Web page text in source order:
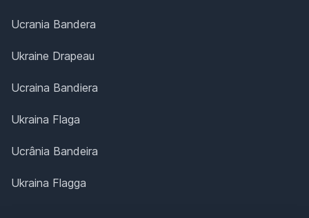
Ucrania Bandera
Ukraine Drapeau
Ucraina Bandiera
Ukraina Flaga
Ucrânia Bandeira
Ukraina Flagga